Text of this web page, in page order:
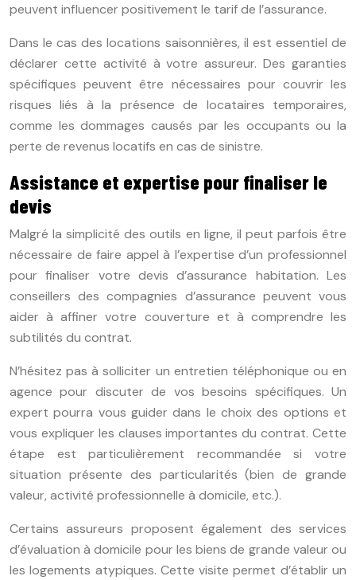
peuvent influencer positivement le tarif de l’assurance.
Dans le cas des locations saisonnières, il est essentiel de
déclarer cette activité à votre assureur. Des garanties
spécifiques peuvent être nécessaires pour couvrir les
risques liés à la présence de locataires temporaires,
comme les dommages causés par les occupants ou la
perte de revenus locatifs en cas de sinistre.
Assistance et expertise pour finaliser le
devis
Malgré la simplicité des outils en ligne, il peut parfois être
nécessaire de faire appel à l’expertise d’un professionnel
pour finaliser votre devis d’assurance habitation. Les
conseillers des compagnies d’assurance peuvent vous
aider à affiner votre couverture et à comprendre les
subtilités du contrat.
N’hésitez pas à solliciter un entretien téléphonique ou en
agence pour discuter de vos besoins spécifiques. Un
expert pourra vous guider dans le choix des options et
vous expliquer les clauses importantes du contrat. Cette
étape est particulièrement recommandée si votre
situation présente des particularités (bien de grande
valeur, activité professionnelle à domicile, etc.).
Certains assureurs proposent également des services
d’évaluation à domicile pour les biens de grande valeur ou
les logements atypiques. Cette visite permet d’établir un